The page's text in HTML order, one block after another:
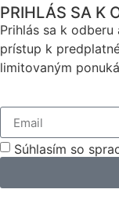
PRIHLÁS SA K
Prihlás sa k odberu
prístup k
limitovaným
Súhlasím so